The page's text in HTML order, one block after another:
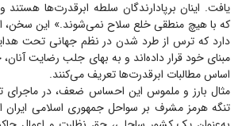
یافت. اینان برپادارندگان سلطه ابرقدرت‌ها
که با هیچ منطقی خلع سلاح نمی‌شوند.» این سخن،
دارد که ترس از طرد شدن در نظم جهانی تحت
مبنای خود قرار داده‌اند و به بهای جلب رضایت
اساس مطالبات ابرقدرت‌ها تعریف می‌کنند.
مثال بارز و ملموس این احساس ضعف، در ماجرای
تنگه هرمز مشرف بر سواحل جمهوری اسلامی